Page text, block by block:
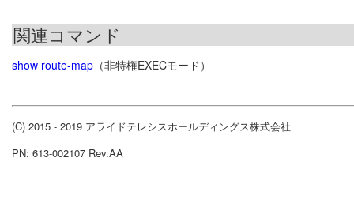
関連コマンド
show route-map （非特権EXECモード）
(C) 2015 - 2019 アライドテレシスホールディングス株式会社
PN: 613-002107 Rev.AA